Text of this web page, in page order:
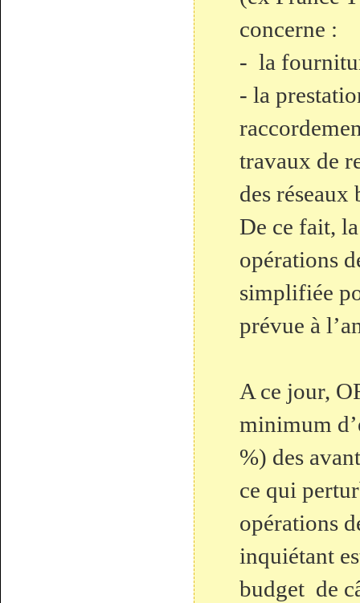
concerne :
- la
- la
travaux de
des réseaux
De ce fait,
opérations
simplifiée
prévue à
A ce jour,
minimum
%) des
ce qui
opérations
inquiétant
budget de